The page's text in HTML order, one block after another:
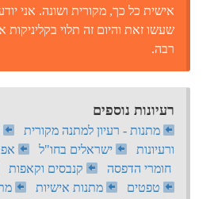
אישית כל כך, מקורית ושונה. אני
שעשו זאת והיום זה תלוי
רבה.
רעיונות נוספים
מתנות - רעיון למתנה מקורית
ורעיונות
ישראלים בחו"ל
חומרי הדפסה
קנבסים וקאפות
טפטים
מתנות אישיות